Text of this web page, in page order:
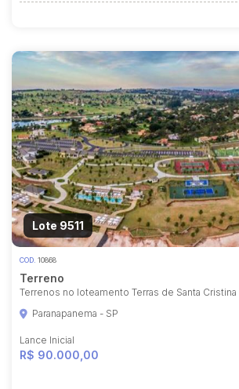
Lote 9511
COD. 10868
Terreno
Terrenos no loteamento Terras de Santa Cristina
Paranapanema - SP
Lance Inicial
R$ 90.000,00